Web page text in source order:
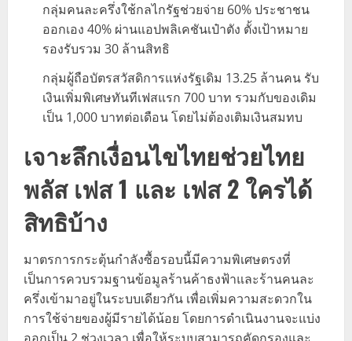
กลุ่มคนละครึ่งใช้กลไกรัฐช่วยจ่าย 60% ประชาชน
ออกเอง 40% ผ่านแอปพลิเคชันเป๋าตัง ตั้งเป้าหมาย
รองรับรวม 30 ล้านสิทธิ
กลุ่มผู้ถือบัตรสวัสดิการแห่งรัฐเดิม 13.25 ล้านคน รับ
เงินเพิ่มพิเศษทันทีเฟสแรก 700 บาท รวมกับของเดิม
เป็น 1,000 บาทต่อเดือน โดยไม่ต้องเติมเงินสมทบ
เจาะลึกเงื่อนไขไทยช่วยไทย
พลัส เฟส 1 และ เฟส 2 ใครได้
สิทธิบ้าง
มาตรการกระตุ้นกำลังซื้อรอบนี้มีความพิเศษตรงที่
เป็นการควบรวมฐานข้อมูลร้านค้าธงฟ้าและร้านคนละ
ครึ่งเข้ามาอยู่ในระบบเดียวกัน เพื่อเพิ่มความสะดวกใน
การใช้จ่ายของผู้มีรายได้น้อย โดยการดำเนินงานจะแบ่ง